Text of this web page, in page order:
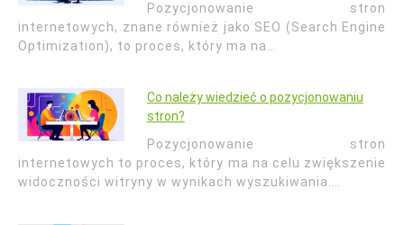
Pozycjonowanie stron
internetowych, znane również jako SEO (Search Engine
Optimization), to proces, który ma na…
Co należy wiedzieć o pozycjonowaniu
stron?
Pozycjonowanie stron
internetowych to proces, który ma na celu zwiększenie
widoczności witryny w wynikach wyszukiwania.…